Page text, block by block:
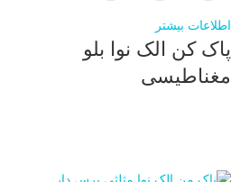
اطلاعات بیشتر
پاک کن الک نوا بلو
مغناطیسی